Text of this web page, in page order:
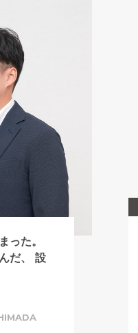
った。
だ、
設